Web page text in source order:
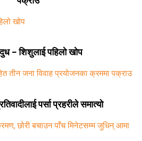
– शिशुलाई पहिलो खोप
पर्सा प्रहरीले समात्यो